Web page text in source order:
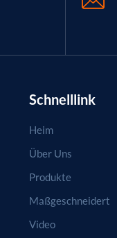
Schnelllink
Heim
Über Uns
Produkte
Maßgeschneidert
Video